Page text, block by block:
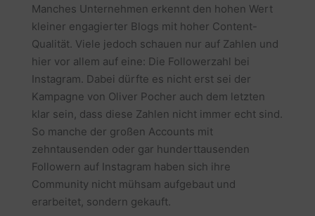
Manches Unternehmen erkennt den hohen Wert
kleiner engagierter Blogs mit hoher Content-
Qualität. Viele jedoch schauen nur auf Zahlen und
hier vor allem auf eine: Die Followerzahl bei
Instagram. Dabei dürfte es nicht erst sei der
Kampagne von Oliver Pocher auch dem letzten
klar sein, dass diese Zahlen nicht immer echt sind.
So manche der großen Accounts mit
zehntausenden oder gar hunderttausenden
Followern auf Instagram haben sich ihre
Community nicht mühsam aufgebaut und
erarbeitet, sondern gekauft.